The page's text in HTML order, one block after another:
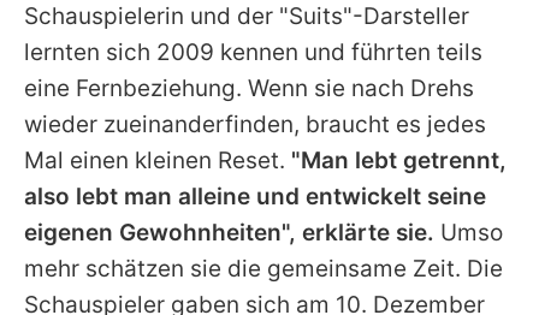
Schauspielerin und der "Suits"-Darsteller
lernten sich 2009 kennen und führten teils
eine Fernbeziehung. Wenn sie nach Drehs
wieder zueinanderfinden, braucht es jedes
Mal einen kleinen Reset. "Man lebt getrennt,
also lebt man alleine und entwickelt seine
eigenen Gewohnheiten", erklärte sie. Umso
mehr schätzen sie die gemeinsame Zeit. Die
Schauspieler gaben sich am 10. Dezember